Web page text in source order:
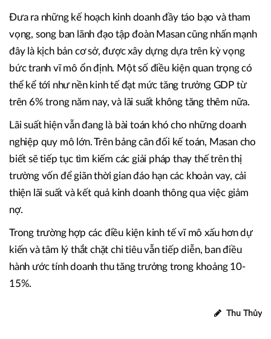
Đưa ra những kế hoạch kinh doanh đầy táo bạo và tham
vọng, song ban lãnh đạo tập đoàn Masan cũng nhấn mạnh
đây là kịch bản cơ sở, được xây dựng dựa trên kỳ vọng
bức tranh vĩ mô ổn định. Một số điều kiện quan trọng có
thể kể tới như nền kinh tế đạt mức tăng trưởng GDP từ
trên 6% trong năm nay, và lãi suất không tăng thêm nữa.
Lãi suất hiện vẫn đang là bài toán khó cho những doanh
nghiệp quy mô lớn. Trên bảng cân đối kế toán, Masan cho
biết sẽ tiếp tục tìm kiếm các giải pháp thay thế trên thị
trường vốn để giãn thời gian đáo hạn các khoản vay, cải
thiện lãi suất và kết quả kinh doanh thông qua việc giảm
nợ.
Trong trường hợp các điều kiện kinh tế vĩ mô xấu hơn dự
kiến và tâm lý thắt chặt chi tiêu vẫn tiếp diễn, ban điều
hành ước tính doanh thu tăng trưởng trong khoảng 10-
15%.
Thu Thủy